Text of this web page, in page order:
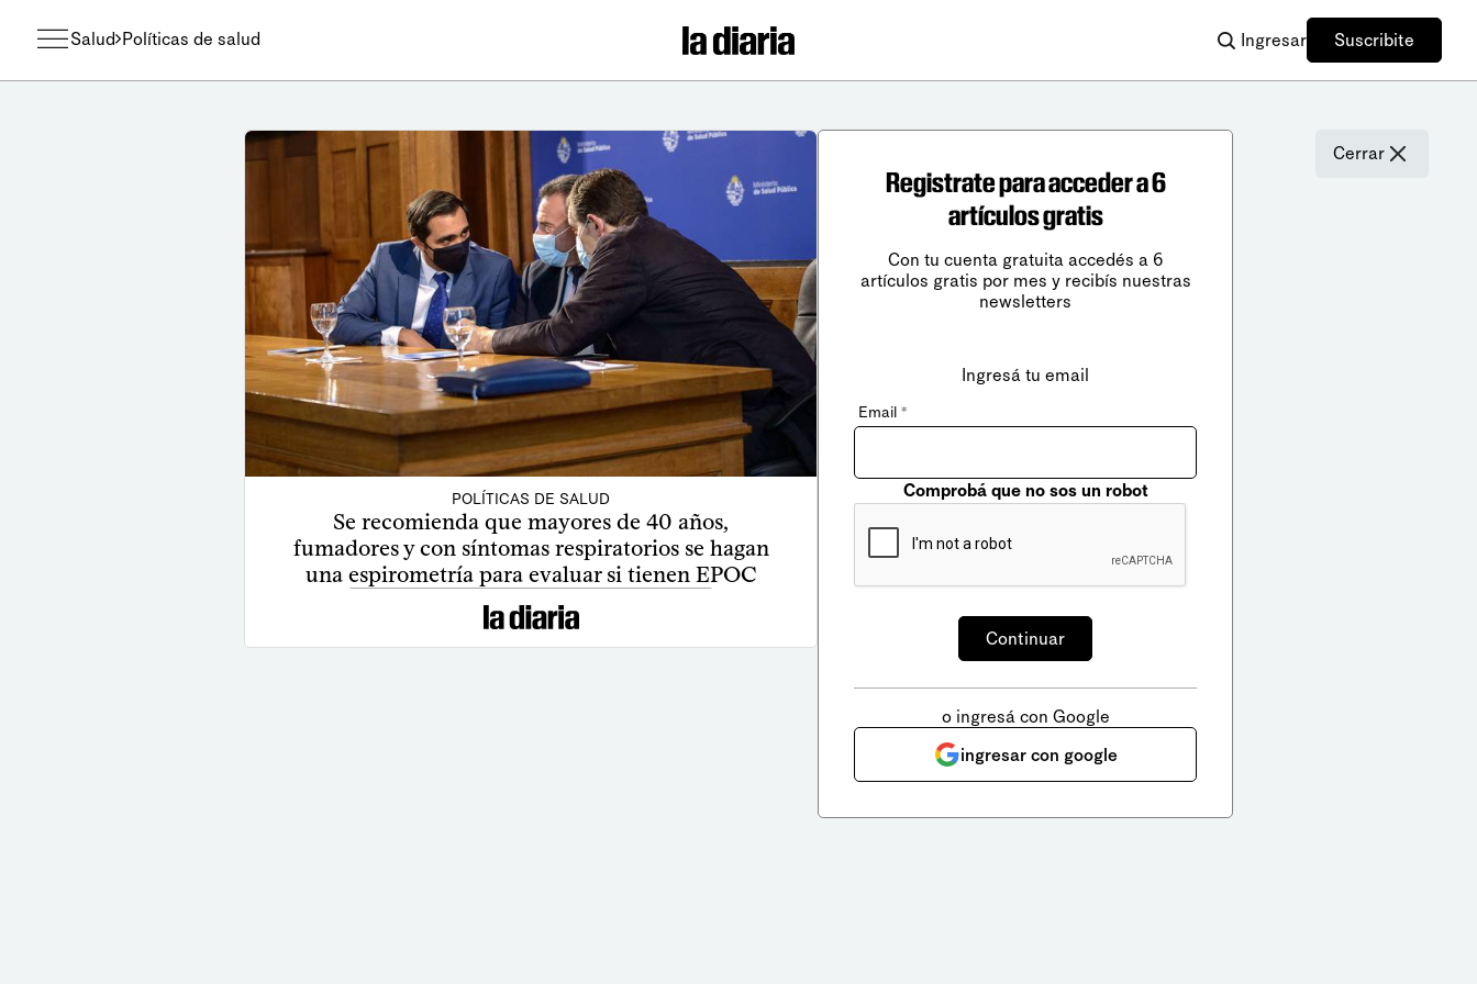
Salud Políticas de salud Ingresar Suscribite
POLÍTICAS DE SALUD
Se recomienda que mayores de 40 años,
fumadores y con síntomas respiratorios se hagan
una espirometría para evaluar si tienen EPOC
Cerrar
Registrate para acceder a 6
artículos gratis
Con tu cuenta gratuita accedés a 6
artículos gratis por mes y recibís nuestras
newsletters
Ingresá tu email
Email *
Comprobá que no sos un robot
o ingresá con Google
ingresar con google